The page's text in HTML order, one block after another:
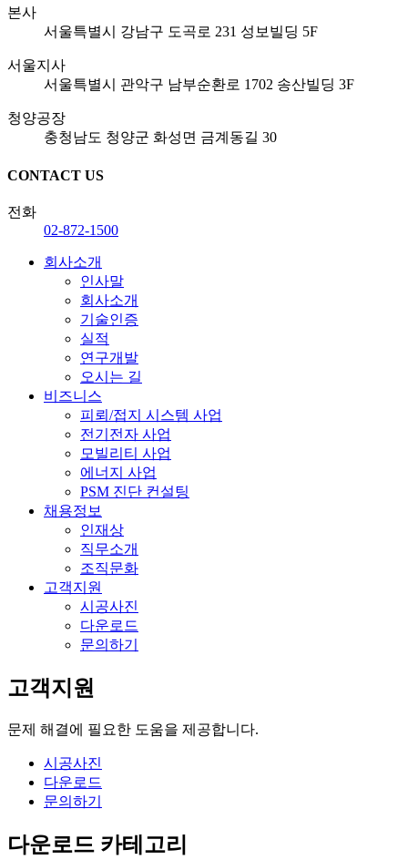
본사
서울특별시 강남구 도곡로 231 성보빌딩 5F
서울지사
서울특별시 관악구 남부순환로 1702 송산빌딩 3F
청양공장
충청남도 청양군 화성면 금계동길 30
CONTACT US
전화
02-872-1500
회사소개
인사말
회사소개
기술인증
실적
연구개발
오시는 길
비즈니스
피뢰/접지 시스템 사업
전기전자 사업
모빌리티 사업
에너지 사업
PSM 진단 컨설팅
채용정보
인재상
직무소개
조직문화
고객지원
시공사진
다운로드
문의하기
고객지원
문제 해결에 필요한 도움을 제공합니다.
시공사진
다운로드
문의하기
다운로드 카테고리